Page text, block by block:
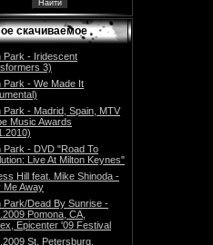
скачиваемое
Park - Iridescent
3)
Park - We Made It
Park - Madrid, Spain, MTV
Music Awards
Park - DVD "Road To
Live At Milton Keynes"
Hill feat. Mike Shinoda -
Me Away
Park/Dead By Sunrise -
Pomona, CA,
Epicenter '09 Festival
St. Petersburg,